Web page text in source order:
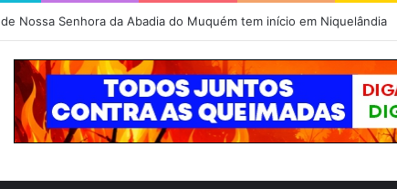
de Nossa Senhora da Abadia do Muquém tem início em Niquelândia